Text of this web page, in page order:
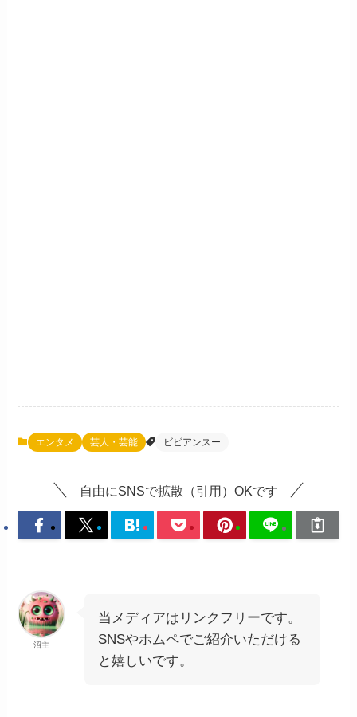
エンタメ 芸人・芸能 ビビアンスー
自由にSNSで拡散（引用）OKです
沼主
当メディアはリンクフリーです。
SNSやホムペでご紹介いただける
と嬉しいです。